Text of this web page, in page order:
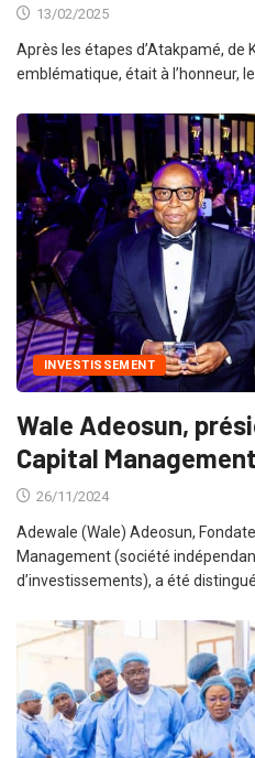
13/02/2025
Après les étapes d’Atakpamé, de
emblématique, était à l’honneur,
INVESTISSEMENT
Wale Adeosun,
Capital
26/11/2024
Adewale (Wale) Adeosun,
Management (société
d’investissements), a été